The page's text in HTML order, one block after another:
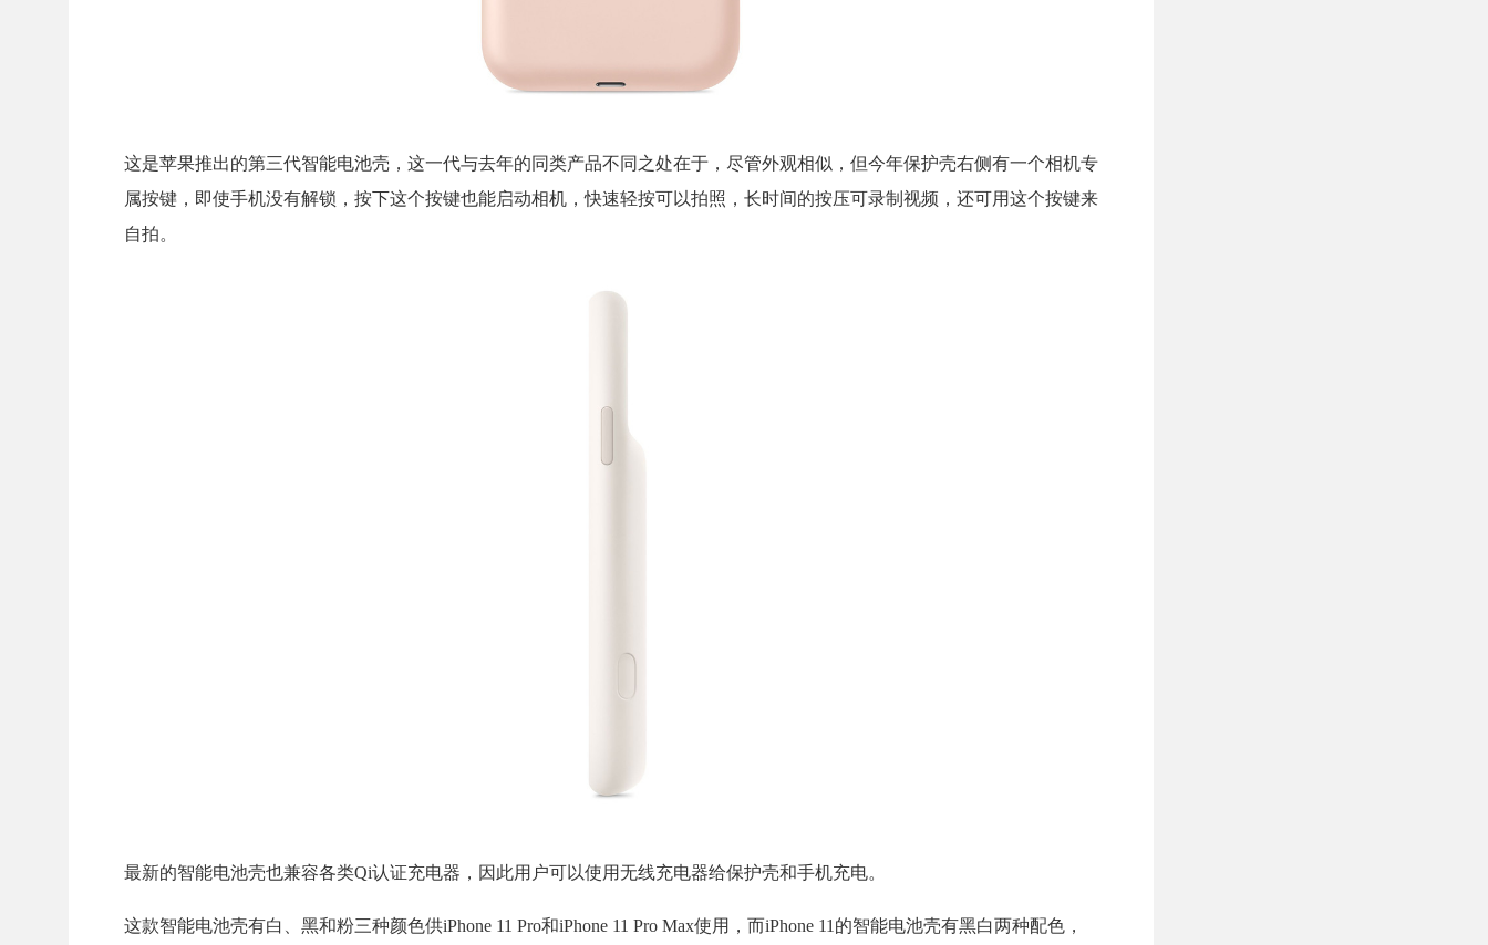
这是苹果推出的第三代智能电池壳，这一代与去年的同类产品不同之处在于，尽管外观相似，但今年保护壳右侧有一个相机专
属按键，即使手机没有解锁，按下这个按键也能启动相机，快速轻按可以拍照，长时间的按压可录制视频，还可用这个按键来
自拍。
最新的智能电池壳也兼容各类Qi认证充电器，因此用户可以使用无线充电器给保护壳和手机充电。
这款智能电池壳有白、黑和粉三种颜色供iPhone 11 Pro和iPhone 11 Pro Max使用，而iPhone 11的智能电池壳有黑白两种配色，